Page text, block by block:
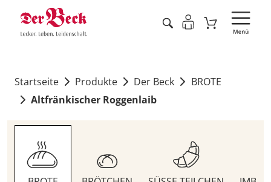
Startseite Produkte Der Beck
BROTE
Altfränkischer Roggenlaib